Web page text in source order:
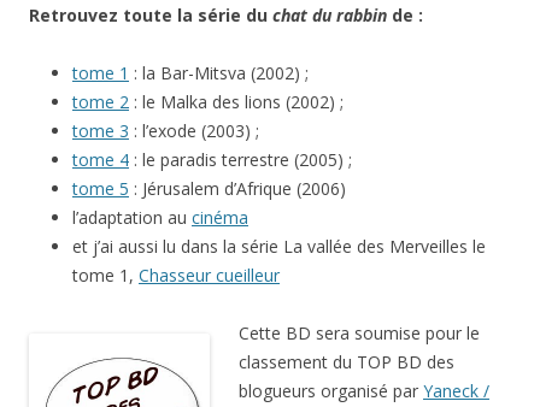
Retrouvez toute la série du chat du rabbin de :
tome 1 : la Bar-Mitsva (2002) ;
tome 2 : le Malka des lions (2002) ;
tome 3 : l’exode (2003) ;
tome 4 : le paradis terrestre (2005) ;
tome 5 : Jérusalem d’Afrique (2006)
l’adaptation au cinéma
et j’ai aussi lu dans la série La vallée des Merveilles le
tome 1, Chasseur cueilleur
Cette BD sera soumise pour le
classement du TOP BD des
blogueurs organisé par Yaneck /